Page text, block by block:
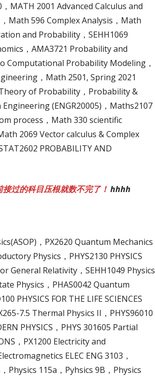
MATH 2001 Advanced Calculus and
Math 596 Complex Analysis，Math
and Probability，SEHH1069
，AMA3721 Probability and
Computational Probability Modeling，
，Math 2501, Spring 2021
of Probability，Probability &
(ENGR20005)，Maths2107
process，Math 330 scientific
2069 Vector calculus & Complex
PROBABILITY AND
过的科目压根就数不完了！ hhhh
，PX2620 Quantum Mechanics
Physics，PHYS2130 PHYSICS
General Relativity，SEHH1049 Physics
Physics，PHAS0042 Quantum
PHYSICS FOR THE LIFE SCIENCES
7.5 Thermal Physics II，PHYS96010
PHYSICS，PHYS 301605 Partial
，PX1200 Electricity and
ELEC ENG 3103，
Physics 115a，Pyhsics 9B，Physics